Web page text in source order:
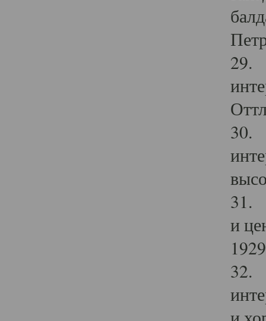
29.
30.
31.
и
32.